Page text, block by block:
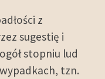
z
sugestię i
stopniu lud
tzn.